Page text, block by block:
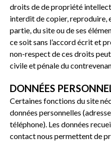
droits de de propriété
interdit de copier, reproduire,
partie, du site ou de ses
ce soit sans l’accord écrit et
non-respect de ces droits
civile et pénale du
DONNÉES
Certaines fonctions du site
données personnelles
téléphone). Les données
contact nous permettent de